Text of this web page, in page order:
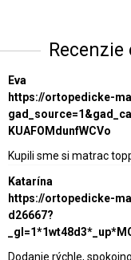
Eva
https://ortopedicke-
KUAFOMdunfWCVo
Kupili sme si matrac
Katarína
https://ortopedicke-
d26667?
Dodanie rýchle,